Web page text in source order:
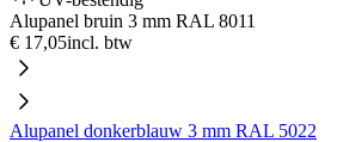
Alupanel bruin 3 mm RAL 8011
€ 17,05incl. btw
Alupanel donkerblauw 3 mm RAL 5022